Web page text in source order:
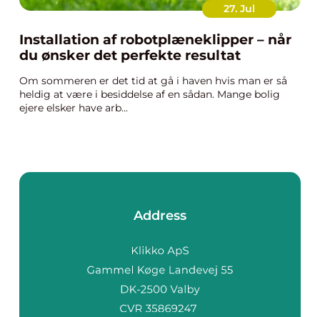
27. Jul
Installation af robotplæneklipper – når
du ønsker det perfekte resultat
Om sommeren er det tid at gå i haven hvis man er så
heldig at være i besiddelse af en sådan. Mange bolig
ejere elsker have arb...
Address